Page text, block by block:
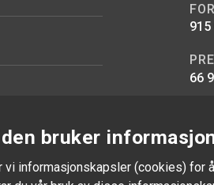
bruker
vi informasjonskapsler (cookies)
915
66